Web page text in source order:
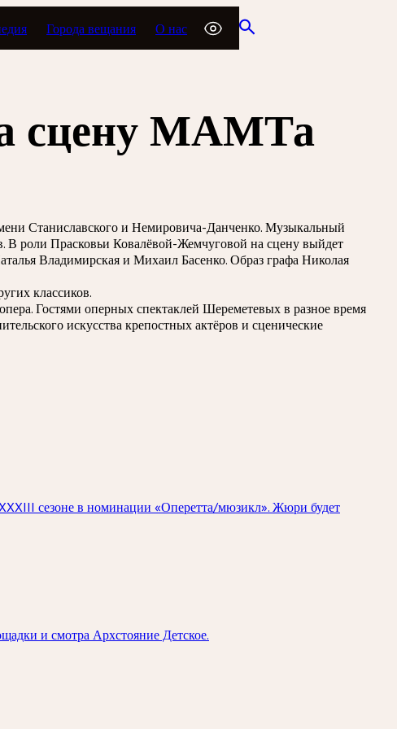
Города вещания О нас
сцену МАМТа
Станиславского и Немировича-Данченко. Музыкальный
В роли Прасковьи Ковалёвой-Жемчуговой на сцену выйдет
Владимирская и Михаил Басенко. Образ графа Николая
классиков.
Гостями оперных спектаклей Шереметевых в разное время
искусства крепостных актёров и сценические
сезоне в номинации «Оперетта/мюзикл». Жюри будет
и смотра Архстояние Детское.